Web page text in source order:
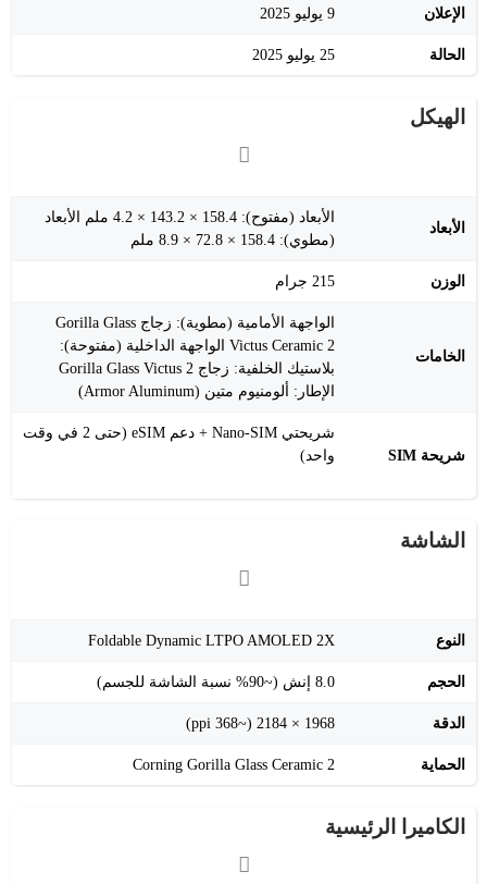
الإعلان 9 يوليو 2025
الحالة 25 يوليو 2025
الهيكل
الأبعاد
الأبعاد (مفتوح): 158.4 × 143.2 × 4.2 ملم الأبعاد
(مطوي): 158.4 × 72.8 × 8.9 ملم
الوزن 215 جرام
الخامات
الواجهة الأمامية (مطوية): زجاج Gorilla Glass
Victus Ceramic 2 الواجهة الداخلية (مفتوحة):
بلاستيك الخلفية: زجاج Gorilla Glass Victus 2
الإطار: ألومنيوم متين (Armor Aluminum)
شريحة SIM
شريحتي Nano-SIM + دعم eSIM (حتى 2 في وقت
واحد)
الشاشة
النوع Foldable Dynamic LTPO AMOLED 2X
الحجم 8.0 إنش (~90% نسبة الشاشة للجسم)
الدقة 1968 × 2184 (~368 ppi)
الحماية Corning Gorilla Glass Ceramic 2
الكاميرا الرئيسية